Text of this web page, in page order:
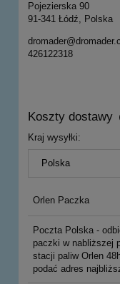
Pojezierska 90
91-341 Łódź, Polska
426122318
Koszty dostawy
Cena nie zawiera
Kraj wysyłki:
Orlen Paczka
Poczta Polska -
paczki w nabliższej
stacji paliw Orlen
podać adres